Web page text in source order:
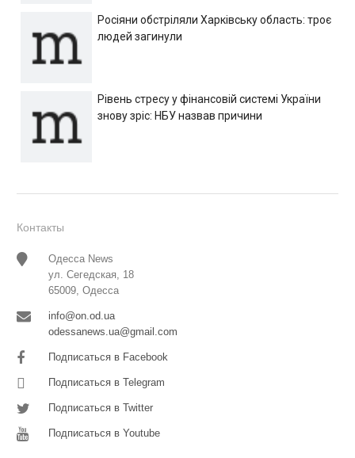
Росіяни обстріляли Харківську область: троє
людей загинули
Рівень стресу у фінансовій системі України
знову зріс: НБУ назвав причини
Контакты
Одесса News
ул. Сегедская, 18
65009, Одесса
info@on.od.ua
odessanews.ua@gmail.com
Подписаться в Facebook
Подписаться в Telegram
Подписаться в Twitter
Подписаться в Youtube